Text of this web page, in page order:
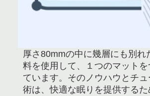
厚さ80mmの中に幾層にも別れ
料を使用して、１つのマット
ています。そのノウハウとチ
術は、快適な眠りを提供するた